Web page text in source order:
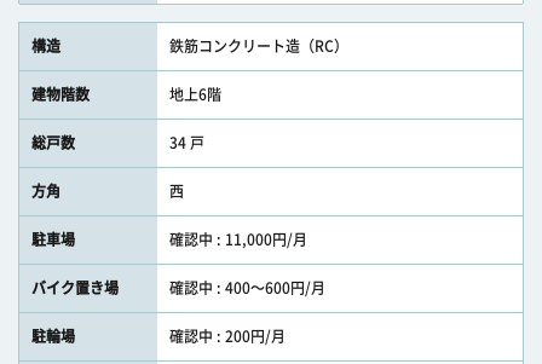
構造 鉄筋コンクリート造（RC）
建物階数 地上6階
総戸数 34 戸
方角 西
駐車場 確認中 : 11,000円/月
バイク置き場 確認中 : 400〜600円/月
駐輪場 確認中 : 200円/月